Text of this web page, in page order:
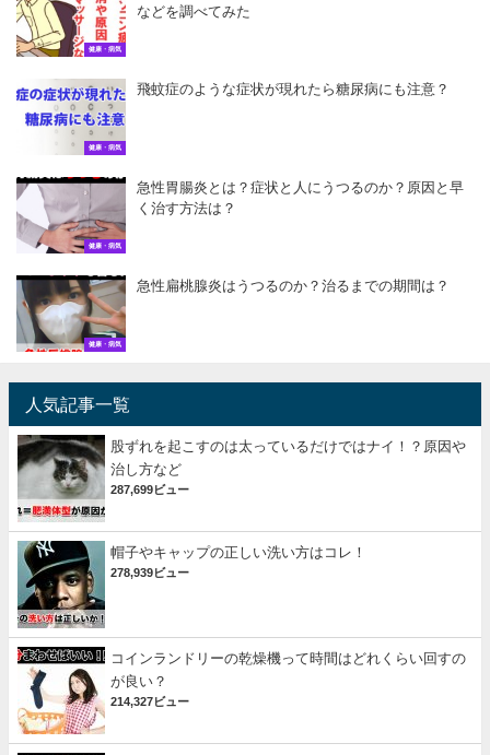
健康・病気
などを調べてみた
健康・病気
飛蚊症のような症状が現れたら糖尿病にも注意？
健康・病気
急性胃腸炎とは？症状と人にうつるのか？原因と早
く治す方法は？
健康・病気
急性扁桃腺炎はうつるのか？治るまでの期間は？
人気記事一覧
股ずれを起こすのは太っているだけではナイ！？原因や
治し方など
287,699ビュー
帽子やキャップの正しい洗い方はコレ！
278,939ビュー
コインランドリーの乾燥機って時間はどれくらい回すの
が良い？
214,327ビュー